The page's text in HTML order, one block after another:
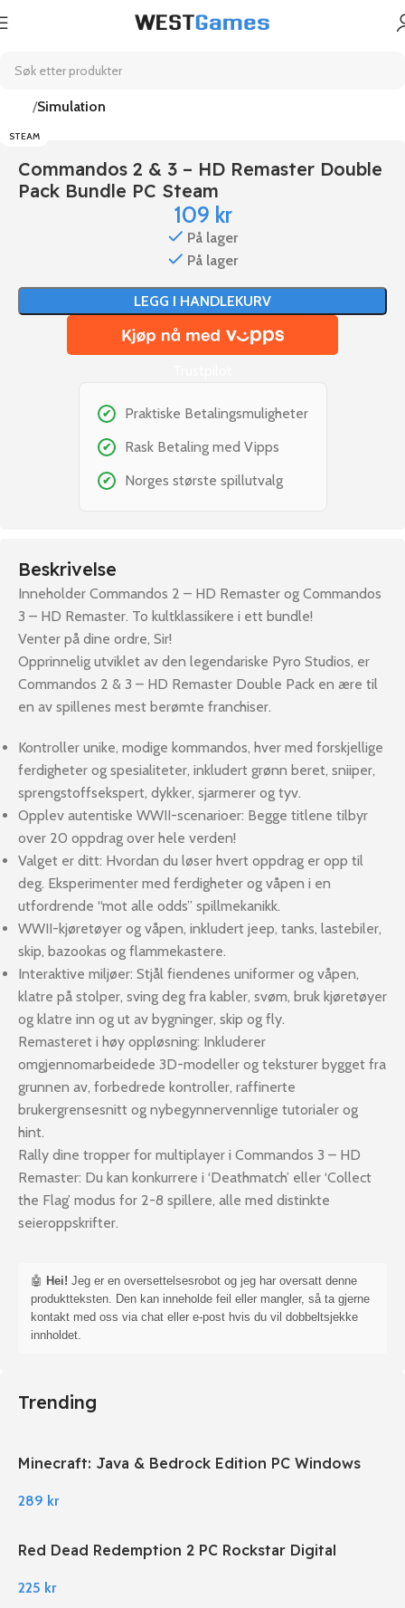
Simulation
STEAM
Commandos 2 & 3 – HD Remaster Double
Pack Bundle PC Steam
109 kr
På lager
På lager
LEGG I HANDLEKURV
✔ Praktiske Betalingsmuligheter
✔ Rask Betaling med Vipps
✔ Norges største spillutvalg
Beskrivelse
Inneholder Commandos 2 – HD Remaster og Commandos
3 – HD Remaster. To kultklassikere i ett bundle!
Venter på dine ordre, Sir!
Opprinnelig utviklet av den legendariske Pyro Studios, er
Commandos 2 & 3 – HD Remaster Double Pack en ære til
en av spillenes mest berømte franchiser.
Kontroller unike, modige kommandos, hver med forskjellige
ferdigheter og spesialiteter, inkludert grønn beret, sniiper,
sprengstoffsekspert, dykker, sjarmerer og tyv.
Opplev autentiske WWII-scenarioer: Begge titlene tilbyr
over 20 oppdrag over hele verden!
Valget er ditt: Hvordan du løser hvert oppdrag er opp til
deg. Eksperimenter med ferdigheter og våpen i en
utfordrende “mot alle odds” spillmekanikk.
WWII-kjøretøyer og våpen, inkludert jeep, tanks, lastebiler,
skip, bazookas og flammekastere.
Interaktive miljøer: Stjål fiendenes uniformer og våpen,
klatre på stolper, sving deg fra kabler, svøm, bruk kjøretøyer
og klatre inn og ut av bygninger, skip og fly.
Remasteret i høy oppløsning: Inkluderer
omgjennomarbeidede 3D-modeller og teksturer bygget fra
grunnen av, forbedrede kontroller, raffinerte
brukergrensesnitt og nybegynnervennlige tutorialer og
hint.
Rally dine tropper for multiplayer i Commandos 3 – HD
Remaster: Du kan konkurrere i ‘Deathmatch’ eller ‘Collect
the Flag’ modus for 2-8 spillere, alle med distinkte
seieroppskrifter.
🤖 Hei! Jeg er en oversettelsesrobot og jeg har oversatt denne
produktteksten. Den kan inneholde feil eller mangler, så ta gjerne
kontakt med oss via chat eller e-post hvis du vil dobbeltsjekke
innholdet.
Trending
Minecraft: Java & Bedrock Edition PC Windows
289 kr
Red Dead Redemption 2 PC Rockstar Digital
225 kr